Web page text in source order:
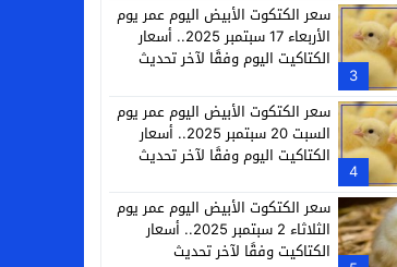
3
سعر الكتكوت الأبيض اليوم عمر يوم
الأربعاء 17 سبتمبر 2025.. أسعار
الكتاكيت اليوم وفقًا لآخر تحديث
4
سعر الكتكوت الأبيض اليوم عمر يوم
السبت 20 سبتمبر 2025.. أسعار
الكتاكيت اليوم وفقًا لآخر تحديث
سعر الكتكوت الأبيض اليوم عمر يوم
الثلاثاء 2 سبتمبر 2025.. أسعار
الكتاكيت وفقًا لآخر تحديث